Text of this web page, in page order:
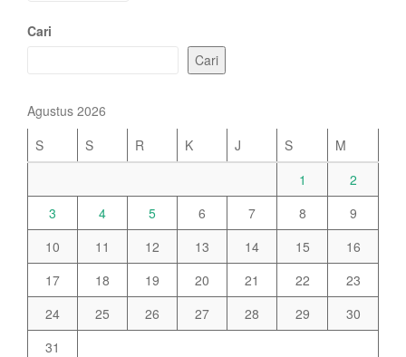
Cari
Cari
Agustus 2026
S
S R K J S
M
1
2
3
4 5 6 7 8
9
10
11 12 13 14 15
16
17
18 19 20 21 22
23
24
25 26 27 28 29
30
31